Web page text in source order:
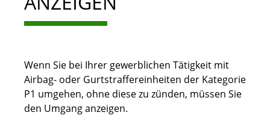
Wenn Sie bei Ihrer gewerblichen Tätigkeit mit
Airbag- oder Gurtstraffereinheiten der Kategorie
P1 umgehen, ohne diese zu zünden, müssen Sie
den Umgang anzeigen.